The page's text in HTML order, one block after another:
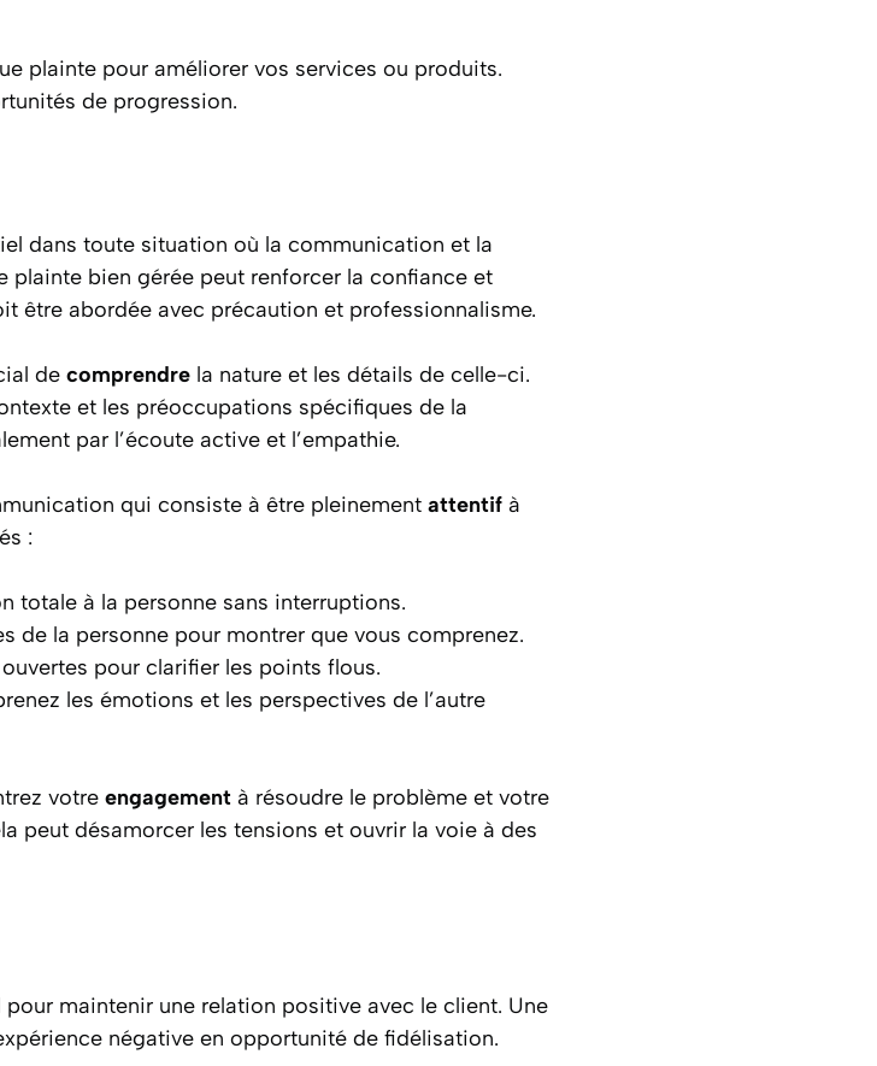
plainte pour améliorer vos services ou produits.
de progression.
dans toute situation où la communication et la
bien gérée peut renforcer la confiance et
être abordée avec précaution et professionnalisme.
de comprendre la nature et les détails de celle-ci.
et les préoccupations spécifiques de la
par l’écoute active et l’empathie.
qui consiste à être pleinement attentif à
:
totale à la personne sans interruptions.
de la personne pour montrer que vous comprenez.
pour clarifier les points flous.
les émotions et les perspectives de l’autre
votre engagement à résoudre le problème et votre
peut désamorcer les tensions et ouvrir la voie à des
maintenir une relation positive avec le client. Une
négative en opportunité de fidélisation.